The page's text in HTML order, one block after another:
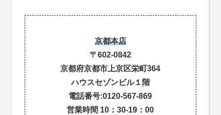
京都本店
〒602-0842
京都府京都市上京区栄町364
ハウスセゾンビル１階
電話番号:0120-567-869
営業時間 10：30-19：00